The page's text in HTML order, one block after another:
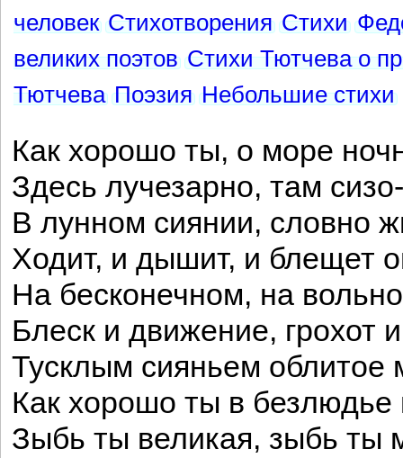
человек Стихотворения Стихи
великих поэтов Стихи Тютчева о
Тютчева Поэзия Небольшие стихи
Как хорошо ты, о море
Здесь лучезарно, там
В лунном сиянии, словно
Ходит, и дышит, и блещет
На бесконечном, на
Блеск и движение, грохот
Тусклым сияньем облитое
Как хорошо ты в безлюдье
Зыбь ты великая, зыбь ты